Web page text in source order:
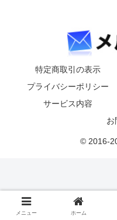
特定商取引の表示
プライバシーポリシー
サービス内容
お
© 2016-
メニュー ホーム